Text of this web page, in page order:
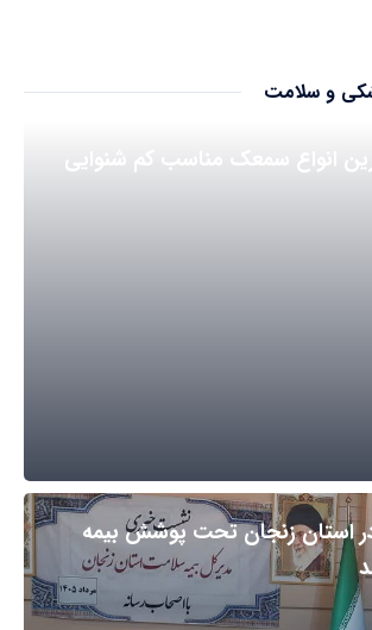
و سلامت
انواع سمعک مناسب کم شنوایی
در استان زنجان تحت پوشش بیمه